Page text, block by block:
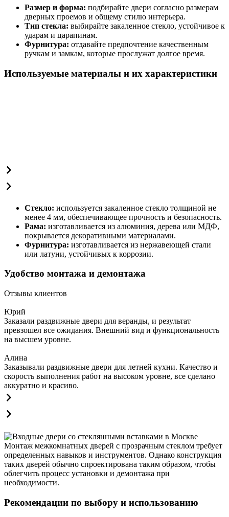
Размер и форма: подбирайте двери согласно размерам
дверных проемов и общему стилю интерьера.
Тип стекла: выбирайте закаленное стекло, устойчивое к
ударам и царапинам.
Фурнитура: отдавайте предпочтение качественным
ручкам и замкам, которые прослужат долгое время.
Используемые материалы и их характеристики
Стекло: используется закаленное стекло толщиной не
менее 4 мм, обеспечивающее прочность и безопасность.
Рама: изготавливается из алюминия, дерева или МДФ,
покрывается декоративными материалами.
Фурнитура: изготавливается из нержавеющей стали
или латуни, устойчивых к коррозии.
Удобство монтажа и демонтажа
Отзывы клиентов
Юрий
Заказали раздвижные двери для веранды, и результат
превзошел все ожидания. Внешний вид и функциональность
на высшем уровне.
Алина
Заказывали раздвижные двери для летней кухни. Качество и
скорость выполнения работ на высоком уровне, все сделано
аккуратно и красиво.
Монтаж межкомнатных дверей с прозрачным стеклом требует
определенных навыков и инструментов. Однако конструкция
таких дверей обычно спроектирована таким образом, чтобы
облегчить процесс установки и демонтажа при
необходимости.
Рекомендации по выбору и использованию